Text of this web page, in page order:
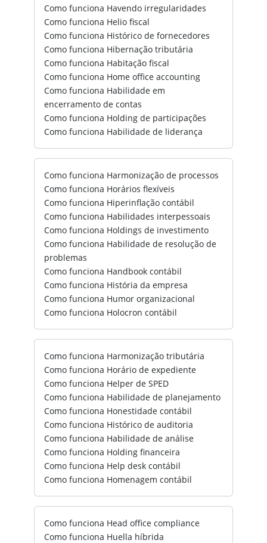
Como funciona Havendo irregularidades
Como funciona Helio fiscal
Como funciona Histórico de fornecedores
Como funciona Hibernação tributária
Como funciona Habitação fiscal
Como funciona Home office accounting
Como funciona Habilidade em
encerramento de contas
Como funciona Holding de participações
Como funciona Habilidade de liderança
Como funciona Harmonização de processos
Como funciona Horários flexíveis
Como funciona Hiperinflação contábil
Como funciona Habilidades interpessoais
Como funciona Holdings de investimento
Como funciona Habilidade de resolução de
problemas
Como funciona Handbook contábil
Como funciona História da empresa
Como funciona Humor organizacional
Como funciona Holocron contábil
Como funciona Harmonização tributária
Como funciona Horário de expediente
Como funciona Helper de SPED
Como funciona Habilidade de planejamento
Como funciona Honestidade contábil
Como funciona Histórico de auditoria
Como funciona Habilidade de análise
Como funciona Holding financeira
Como funciona Help desk contábil
Como funciona Homenagem contábil
Como funciona Head office compliance
Como funciona Huella híbrida